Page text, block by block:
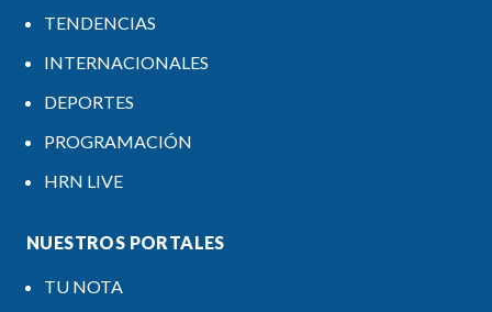
TENDENCIAS
INTERNACIONALES
DEPORTES
PROGRAMACIÓN
HRN LIVE
NUESTROS PORTALES
TU NOTA